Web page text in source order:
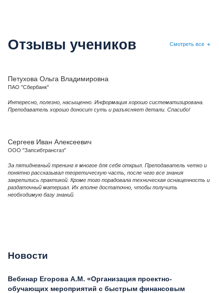
Отзывы учеников Смотреть все
Петухова Ольга Владимировна
ПАО "Сбербанк"
Интересно, полезно, насыщенно. Информация хорошо систематизирована.
Преподаватель хорошо доносит суть и разъясняет детали. Спасибо!
Сергеев Иван Алексеевич
ООО "Запсибтрансгаз"
За пятидневный тренинг я многое для себя открыл. Преподаватель четко и
понятно рассказывал теоретическую часть, после чего все знания
закрепились практикой. Кроме того порадовала техническая оснащенность и
раздаточный материал. Их вполне достаточно, чтобы получить
необходимую базу знаний.
Новости
Вебинар Егорова А.М. «Организация проектно-
обучающих мероприятий с быстрым финансовым